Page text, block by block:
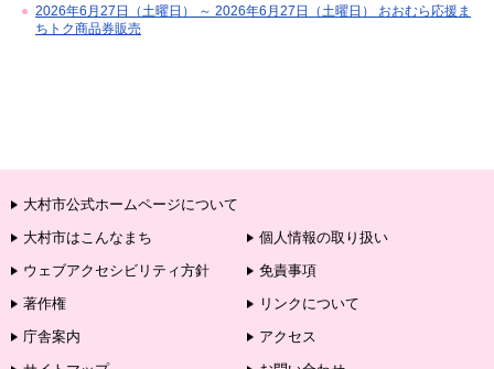
2026年6月27日（土曜日） ～ 2026年6月27日（土曜日） おおむら応援ま
ちトク商品券販売
大村市公式ホームページについて
大村市はこんなまち
個人情報の取り扱い
ウェブアクセシビリティ方針
免責事項
著作権
リンクについて
庁舎案内
アクセス